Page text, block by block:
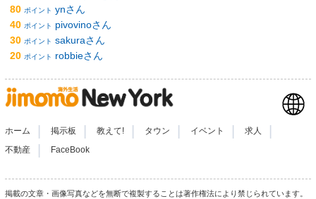
80 ポイント ynさん
40 ポイント
pivovinoさん
30 ポイント sakuraさん
20 ポイント robbieさん
ホーム 掲示板 教えて! タウン イベント 求人
不動産 FaceBook
掲載の文章・画像写真などを無断で複製することは著作権法により禁じられています。